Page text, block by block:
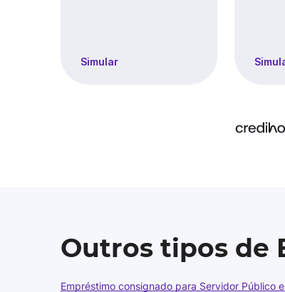
Simular
Outros tipos de
Empréstimo consignado para Servidor Público